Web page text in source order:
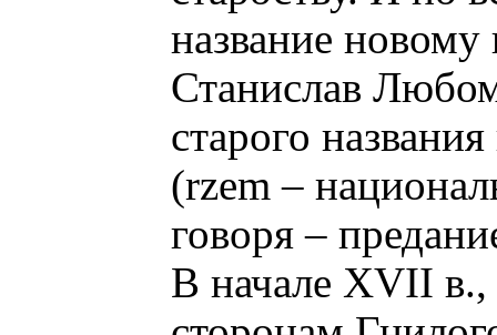
название
Станислав
старого
(rzem –
говоря –
В начале XVІІ